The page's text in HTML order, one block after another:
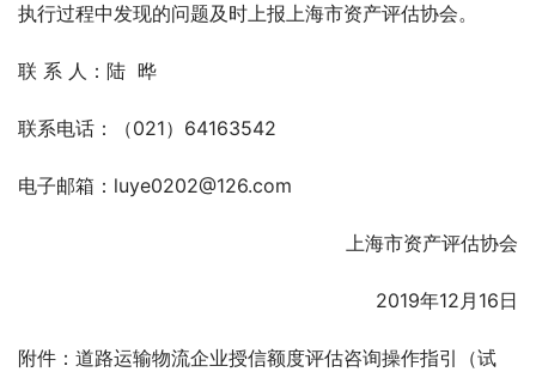
执行过程中发现的问题及时上报上海市资产评估协会。
联 系 人：陆  晔
联系电话：（021）64163542
电子邮箱：luye0202@126.com
上海市资产评估协会
2019年12月16日
附件：道路运输物流企业授信额度评估咨询操作指引（试